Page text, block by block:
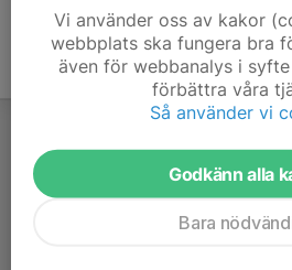
Vi använder oss av kakor
webbplats ska fungera bra
även för webbanalys i
förbättra våra
Så använder vi
Godkänn alla
Bara